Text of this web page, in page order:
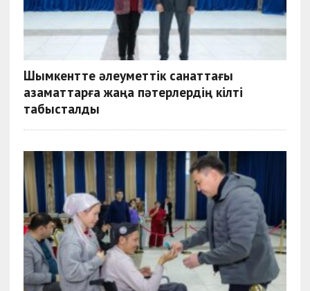
Шымкентте әлеуметтік санаттағы
азаматтарға жаңа пәтерлердің кілті
табысталды